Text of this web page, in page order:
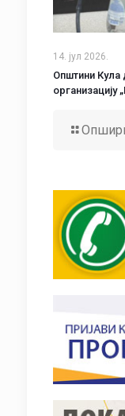
14. јул 2026.
Општини